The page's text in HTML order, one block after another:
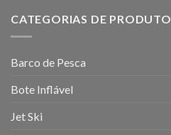
CATEGORIAS DE PRODUTO
Barco de Pesca
Bote Inflável
Jet Ski